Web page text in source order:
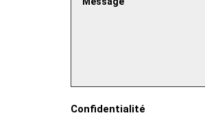
Confidentialité